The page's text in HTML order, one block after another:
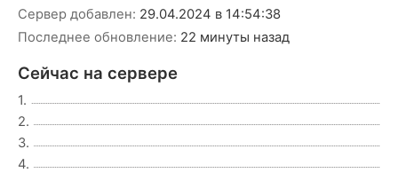
Сервер добавлен: 29.04.2024 в 14:54:38
Последнее обновление: 22 минуты назад
Сейчас на сервере
1.
2.
3.
4.